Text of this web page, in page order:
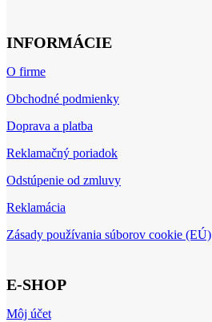
INFORMÁCIE
O firme
Obchodné podmienky
Doprava a platba
Reklamačný poriadok
Odstúpenie od zmluvy
Reklamácia
Zásady používania súborov cookie (EÚ)
E-SHOP
Môj účet